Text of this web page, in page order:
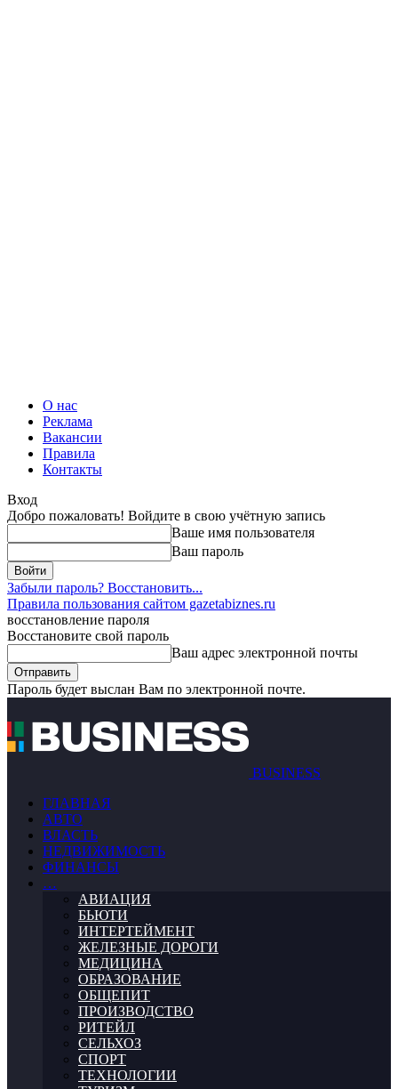
О нас
Реклама
Вакансии
Правила
Контакты
Вход
Добро пожаловать! Войдите в свою учётную запись
Ваше имя пользователя
Ваш пароль
Забыли пароль? Восстановить...
Правила пользования сайтом gazetabiznes.ru
восстановление пароля
Восстановите свой пароль
Ваш адрес электронной почты
Пароль будет выслан Вам по электронной почте.
BUSINESS
ГЛАВНАЯ
АВТО
ВЛАСТЬ
НЕДВИЖИМОСТЬ
ФИНАНСЫ
…
АВИАЦИЯ
БЬЮТИ
ИНТЕРТЕЙМЕНТ
ЖЕЛЕЗНЫЕ ДОРОГИ
МЕДИЦИНА
ОБРАЗОВАНИЕ
ОБЩЕПИТ
ПРОИЗВОДСТВО
РИТЕЙЛ
СЕЛЬХОЗ
СПОРТ
ТЕХНОЛОГИИ